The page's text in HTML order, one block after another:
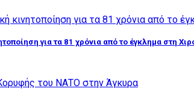
για τα 81 χρόνια από το έγκλημα στη